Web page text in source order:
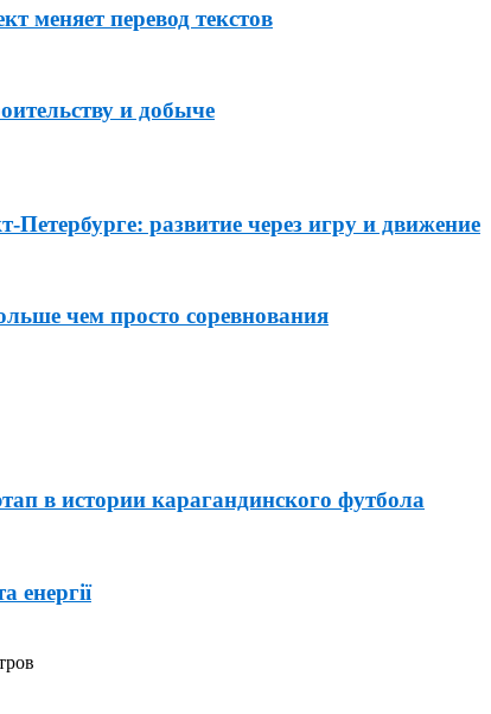
меняет перевод текстов
и добыче
Петербурге: развитие через игру и движение
чем просто соревнования
в истории карагандинского футбола
енергії